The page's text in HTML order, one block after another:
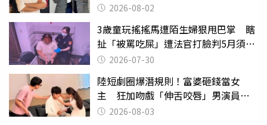
2026-08-02
3歲童玩搖搖馬遭陌生婦狠甩巴掌 瞎
扯「被罵吃屎」遭法官打臉判5月須入
監 2026-07-30
陸短劇圈爆潛規則！富婆砸錢當女
主 狂加吻戲「伸舌咬唇」男演員崩
潰 2026-08-03